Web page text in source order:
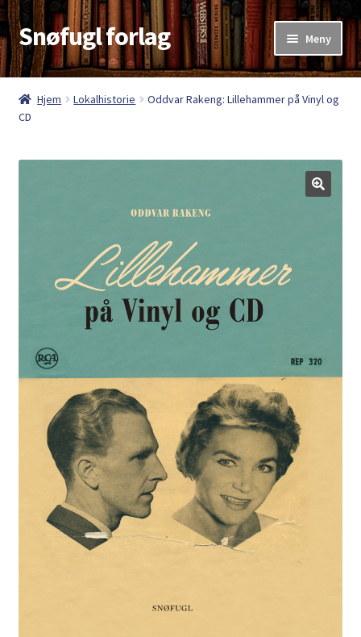
Hopp
til
navigasjon
Hopp
til
innhold
Snøfugl forlag Meny
Hjem
Aktuelt
Antikvariske bøker
Kategorier
Kontakt
Min side
My Account
Om oss
Personvernerklæring
Hjem Lokalhistorie
Oddvar Rakeng: Lillehammer på Vinyl og
CD